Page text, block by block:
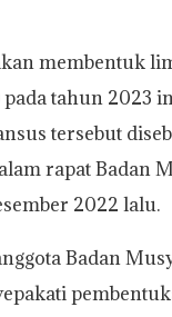
membentuk
tahun 2023
tersebut
rapat Badan
2022 lalu.
Badan